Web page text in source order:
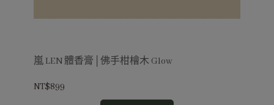
嵐 LEN 體香膏│佛手柑檜木 Glow
NT$899